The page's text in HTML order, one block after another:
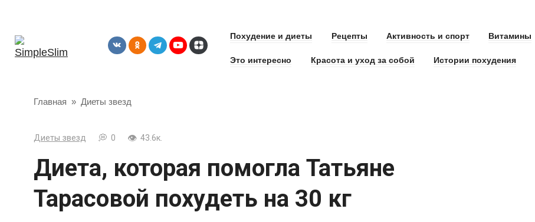
контенту
Похудение и диеты Рецепты Активность и спорт Витамины
Это интересно Красота и уход за собой Истории похудения
Главная » Диеты звезд
Диеты звезд 0 43.6к.
Диета, которая помогла Татьяне
Тарасовой похудеть на 30 кг